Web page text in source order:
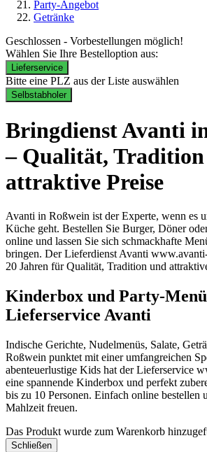
Party-Angebot
Getränke
Geschlossen - Vorbestellungen möglich!
Wählen Sie Ihre Bestelloption aus:
Lieferservice
Bitte eine PLZ aus der Liste auswählen
Selbstabholer
Bringdienst Avanti
– Qualität,
attraktive Preise
Avanti in Roßwein ist der Experte, wenn es
Küche geht. Bestellen Sie Burger, Döner
online und lassen Sie sich schmackhafte
bringen. Der Lieferdienst Avanti
20 Jahren für Qualität, Tradition und
Kinderbox und Party-
Lieferservice Avanti
Indische Gerichte, Nudelmenüs, Salate,
Roßwein punktet mit einer umfangreichen
abenteuerlustige Kids hat der Lieferservice
eine spannende Kinderbox und perfekt
bis zu 10 Personen. Einfach online bestellen
Mahlzeit freuen.
Das Produkt wurde zum Warenkorb
Schließen